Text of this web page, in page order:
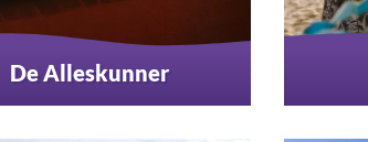
De Alleskunner